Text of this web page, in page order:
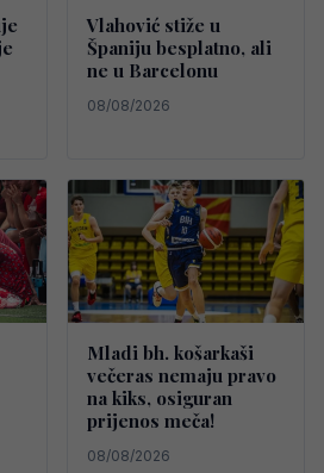
Vlahović stiže u
Španiju besplatno, ali
ne u Barcelonu
08/08/2026
Mladi bh. košarkaši
večeras nemaju pravo
na kiks, osiguran
prijenos meča!
08/08/2026